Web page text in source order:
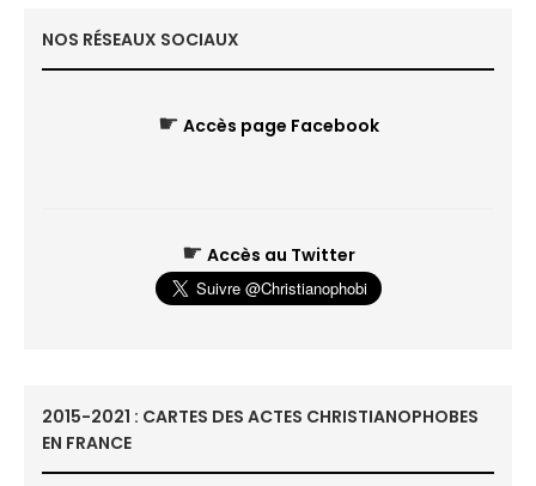
NOS RÉSEAUX SOCIAUX
☛ Accès page Facebook
☛ Accès au Twitter
2015-2021 : CARTES DES ACTES CHRISTIANOPHOBES
EN FRANCE